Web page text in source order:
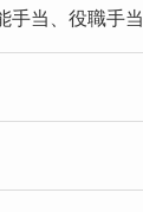
手当、役職手当